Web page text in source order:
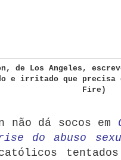
de Los Angeles,
irritado que precisa
Fire)
não dá socos em
do abuso